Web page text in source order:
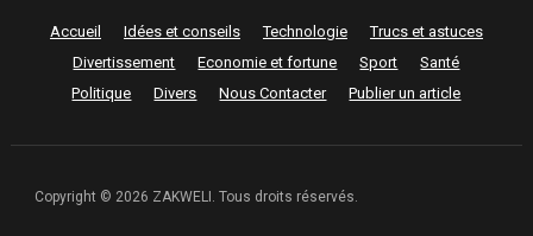
Accueil Idées et conseils Technologie
Trucs et astuces
Divertissement
Economie et fortune Sport
Santé
Politique
Divers Nous Contacter Publier un article
Copyright © 2026 ZAKWELI. Tous droits réservés.